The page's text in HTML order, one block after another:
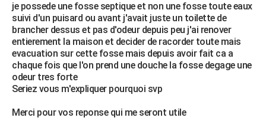
Mobiles
Meilleur smartphone
Internet
Ordinateurs
Jeux vidéo
Guide high-tech
+BRICOLAGE
Forum
Aménagement intérieur
Extérieur
Cuisine
Salle de bains
Jardinage
Rangement
WEEK-END
Guides de France
Escapades
Patrimoine
Expositions
Musées
Week-end nature
LIFESTYLE
Art de vivre
Bien-être
Loisirs
ModeModes de vie
SANTE
Alimentation
Guide de la santé
Maladies
Médicaments
Sommeil
VOYAGE
je possede une fosse septique et non une fosse toute eaux
suivi d'un puisard ou avant j'avait juste un toilette de
brancher dessus et pas d'odeur depuis peu j'ai renover
entierement la maison et decider de racorder toute mais
evacuation sur cette fosse mais depuis avoir fait ca a
chaque fois que l'on prend une douche la fosse degage une
odeur tres forte
Seriez vous m'expliquer pourquoi svp
Merci pour vos reponse qui me seront utile